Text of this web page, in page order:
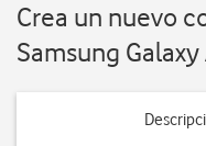
Crea un nuevo
Samsung